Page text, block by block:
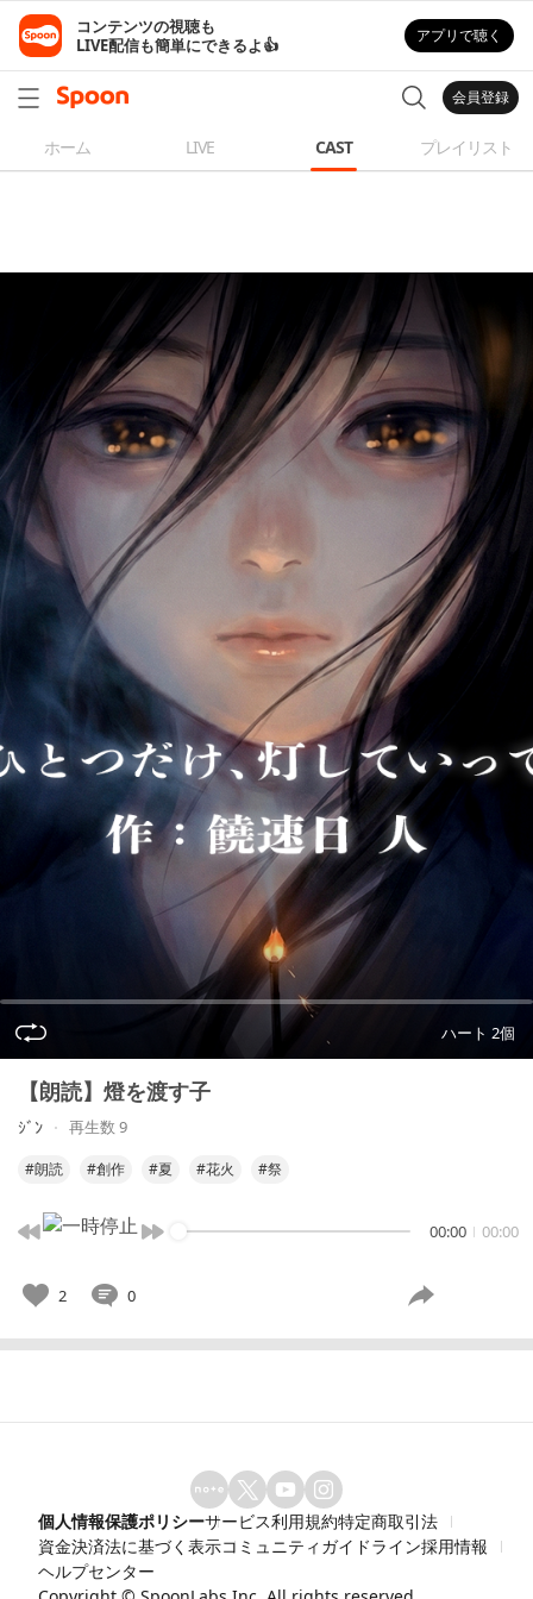
コンテンツの視聴も
LIVE配信も簡単にできるよ👍
アプリで聴く
会員登録
ホーム LIVE CAST プレイリスト
ハート 2個
【朗読】燈を渡す子
ｼﾞﾝ 再生数 9
#朗読 #創作 #夏 #花火 #祭
00:00 00:00
2 0
個人情報保護ポリシーサービス利用規約特定商取引法
資金決済法に基づく表示コミュニティガイドライン採用情報
ヘルプセンター